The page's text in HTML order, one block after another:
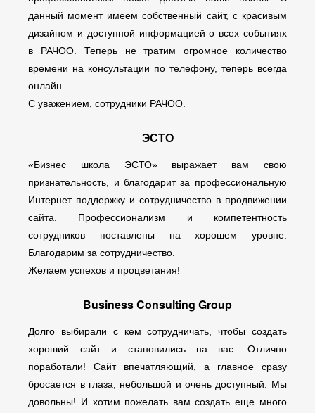
данный момент имеем собственный сайт, с красивым
дизайном и доступной информацией о всех событиях
в РАЧОО. Теперь не тратим огромное количество
времени на консультации по телефону, теперь всегда
онлайн.
С уважением, сотрудники РАЧОО.
ЭСТО
«Бизнес школа ЭСТО» выражает вам свою
признательность, и благодарит за профессиональную
Интернет поддержку и сотрудничество в продвижении
сайта. Профессионализм и компетентность
сотрудников поставлены на хорошем уровне.
Благодарим за сотрудничество.
Желаем успехов и процветания!
Business Consulting Group
Долго выбирали с кем сотрудничать, чтобы создать
хороший сайт и становились на вас. Отлично
поработали! Сайт впечатляющий, а главное сразу
бросается в глаза, небольшой и очень доступный. Мы
довольны! И хотим пожелать вам создать еще много